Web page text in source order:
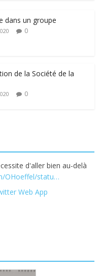
dans un groupe
0
de la Société de la
0
d'aller bien au-delà
OHoeffel/statu…
Web App